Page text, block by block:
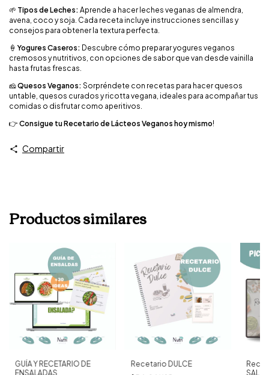
🌱 Tipos de Leches: Aprende a hacer leches veganas de almendra,
avena, coco y soja. Cada receta incluye instrucciones sencillas y
consejos para obtener la textura perfecta.
🍦Yogures Caseros: Descubre cómo preparar yogures veganos
cremosos y nutritivos, con opciones de sabor que van desde vainilla
hasta frutas frescas.
🧀Quesos Veganos: Sorpréndete con recetas para hacer quesos
untable, quesos curados y ricotta vegana, ideales para acompañar tus
comidas o disfrutar como aperitivos.
👉 Consigue tu Recetario de Lácteos Veganos hoy mismo!
Compartir
Productos similares
GUÍA Y RECETARIO DE
ENSALADAS
Recetario DULCE